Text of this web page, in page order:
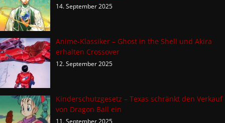
14. September 2025
Anime-Klassiker – Ghost in the Shell und Akira
erhalten Crossover
12. September 2025
Kinderschutzgesetz – Texas schränkt den Verkauf
von Dragon Ball ein
11. September 2025